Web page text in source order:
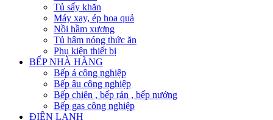
Tủ sấy khăn
Máy xay, ép hoa quả
Nồi hầm xương
Tủ hâm nóng thức ăn
Phụ kiện thiết bị
BẾP NHÀ HÀNG
Bếp á công nghiệp
Bếp âu công nghiệp
Bếp chiên , bếp rán , bếp nướng
Bếp gas công nghiệp
ĐIỆN LẠNH